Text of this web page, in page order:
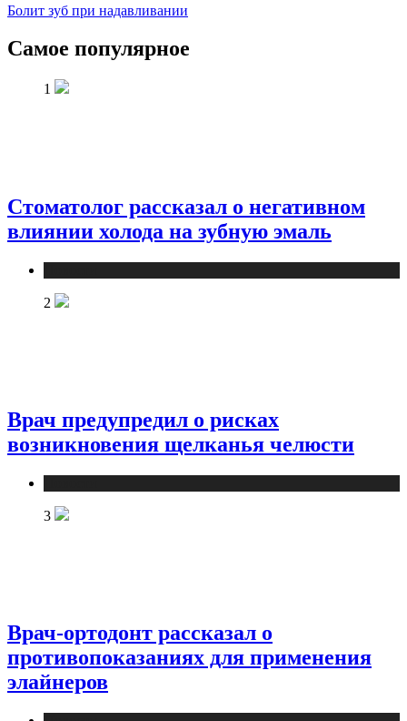
Болит зуб при надавливании
Самое популярное
1
Стоматолог рассказал о негативном
влиянии холода на зубную эмаль
2
Врач предупредил о рисках
возникновения щелканья челюсти
3
Врач-ортодонт рассказал о
противопоказаниях для применения
элайнеров